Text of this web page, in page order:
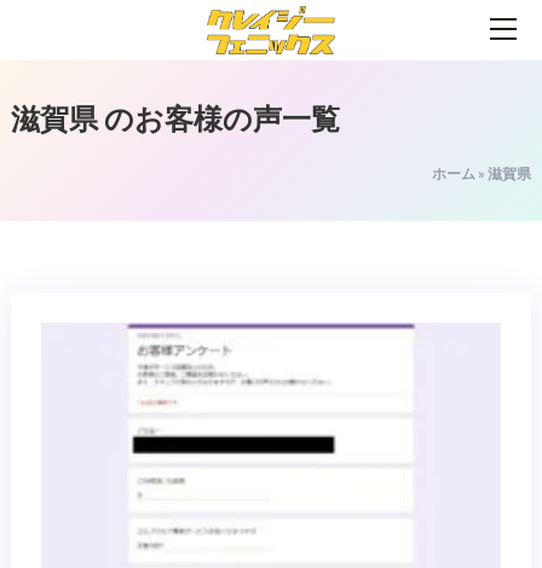
滋賀県のお客様の声一覧
ホーム » 滋賀県